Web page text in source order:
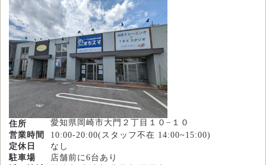
住所
愛知県岡崎市大門２丁目１０−１０
営業時間
10:00-20:00(スタッフ不在 14:00~15:00)
定休日
なし
駐車場
店舗前に6台あり